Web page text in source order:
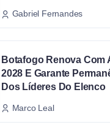
Gabriel Fernandes
Botafogo Renova Com
2028 E Garante
Dos Líderes Do Elenco
Marco Leal